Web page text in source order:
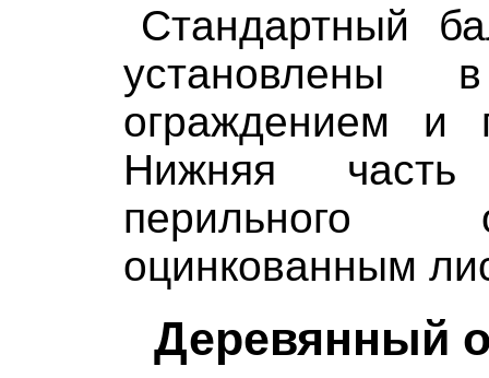
Стандартный
установлены
ограждением и
Нижняя
перильного
оцинкованным
Деревянный